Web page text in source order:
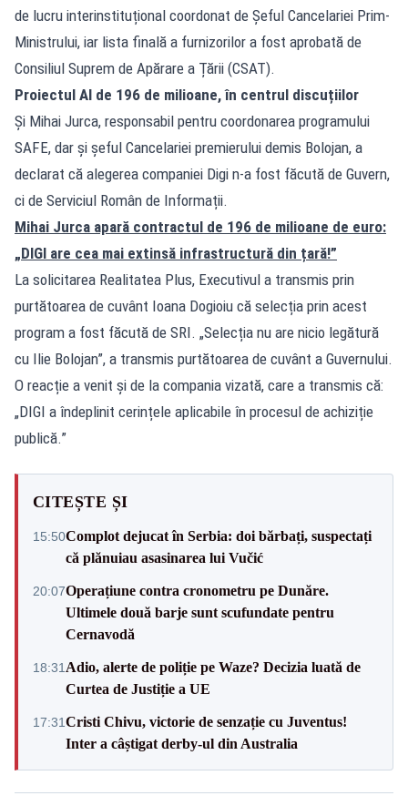
de lucru interinstituțional coordonat de Șeful Cancelariei Prim-
Ministrului, iar lista finală a furnizorilor a fost aprobată de
Consiliul Suprem de Apărare a Țării (CSAT).
Proiectul AI de 196 de milioane, în centrul discuțiilor
Și Mihai Jurca, responsabil pentru coordonarea programului
SAFE, dar și șeful Cancelariei premierului demis Bolojan, a
declarat că alegerea companiei Digi n-a fost făcută de Guvern,
ci de Serviciul Român de Informații.
Mihai Jurca apară contractul de 196 de milioane de euro:
„DIGI are cea mai extinsă infrastructură din țară!”
La solicitarea Realitatea Plus, Executivul a transmis prin
purtătoarea de cuvânt Ioana Dogioiu că selecția prin acest
program a fost făcută de SRI. „Selecția nu are nicio legătură
cu Ilie Bolojan”, a transmis purtătoarea de cuvânt a Guvernului.
O reacție a venit și de la compania vizată, care a transmis că:
„DIGI a îndeplinit cerințele aplicabile în procesul de achiziție
publică.”
CITEȘTE ȘI
15:50Complot dejucat în Serbia: doi bărbați, suspectați
că plănuiau asasinarea lui Vučić
20:07Operațiune contra cronometru pe Dunăre.
Ultimele două barje sunt scufundate pentru
Cernavodă
18:31 Adio, alerte de poliție pe Waze? Decizia luată de
Curtea de Justiție a UE
17:31Cristi Chivu, victorie de senzație cu Juventus!
Inter a câștigat derby-ul din Australia